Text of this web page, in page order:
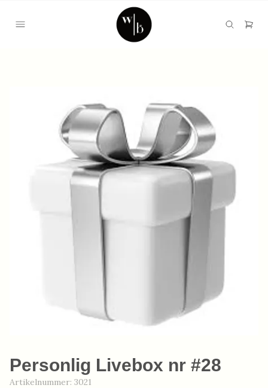
Personlig Livebox nr #28
Artikelnummer: 3021